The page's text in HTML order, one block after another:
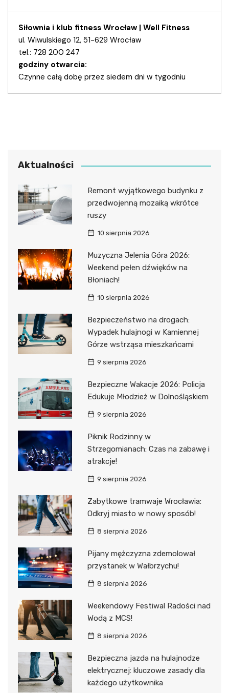
Siłownia i klub fitness Wrocław | Well Fitness
ul. Wiwulskiego 12, 51-629 Wrocław
tel.: 728 200 247
godziny otwarcia:
Czynne całą dobę przez siedem dni w tygodniu
Aktualności
Remont wyjątkowego budynku z
przedwojenną mozaiką wkrótce
ruszy
10 sierpnia 2026
Muzyczna Jelenia Góra 2026:
Weekend pełen dźwięków na
Błoniach!
10 sierpnia 2026
Bezpieczeństwo na drogach:
Wypadek hulajnogi w Kamiennej
Górze wstrząsa mieszkańcami
9 sierpnia 2026
Bezpieczne Wakacje 2026: Policja
Edukuje Młodzież w Dolnośląskiem
9 sierpnia 2026
Piknik Rodzinny w
Strzegomianach: Czas na zabawę i
atrakcje!
9 sierpnia 2026
Zabytkowe tramwaje Wrocławia:
Odkryj miasto w nowy sposób!
8 sierpnia 2026
Pijany mężczyzna zdemolował
przystanek w Wałbrzychu!
8 sierpnia 2026
Weekendowy Festiwal Radości nad
Wodą z MCS!
8 sierpnia 2026
Bezpieczna jazda na hulajnodze
elektrycznej: kluczowe zasady dla
każdego użytkownika